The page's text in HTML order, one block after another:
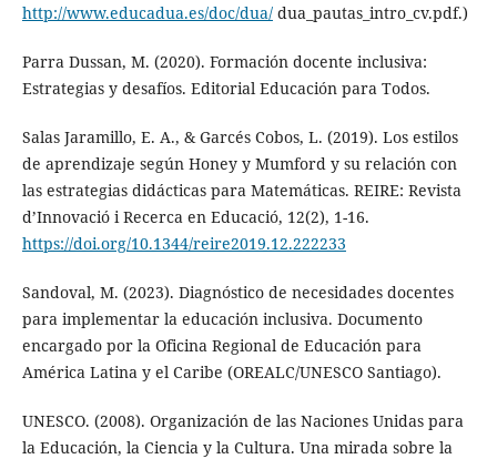
http://www.educadua.es/doc/dua/dua_pautas_intro_cv.pdf.)
Parra Dussan, M. (2020). Formación docente inclusiva:
Estrategias y desafíos. Editorial Educación para Todos.
Salas Jaramillo, E. A., & Garcés Cobos, L. (2019). Los estilos
de aprendizaje según Honey y Mumford y su relación con
las estrategias didácticas para Matemáticas. REIRE: Revista
d’Innovació i Recerca en Educació, 12(2), 1-16.
https://doi.org/10.1344/reire2019.12.222233
Sandoval, M. (2023). Diagnóstico de necesidades docentes
para implementar la educación inclusiva. Documento
encargado por la Oficina Regional de Educación para
América Latina y el Caribe (OREALC/UNESCO Santiago).
UNESCO. (2008). Organización de las Naciones Unidas para
la Educación, la Ciencia y la Cultura. Una mirada sobre la